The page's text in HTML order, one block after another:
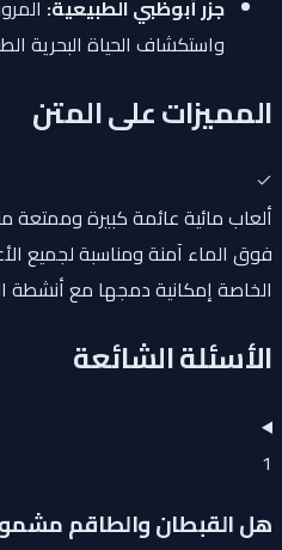
جزر أبوظبي الطبيعية:المرور
واستكشاف الحياة البحرية
المميزات على المتن
ألعاب مائية عائمة كبيرة وممتعة
فوق الماء آمنة ومناسبة لجميع
الخاصة إمكانية دمجها مع أنشطة
الأسئلة الشائعة
هل القبطان والطاقم